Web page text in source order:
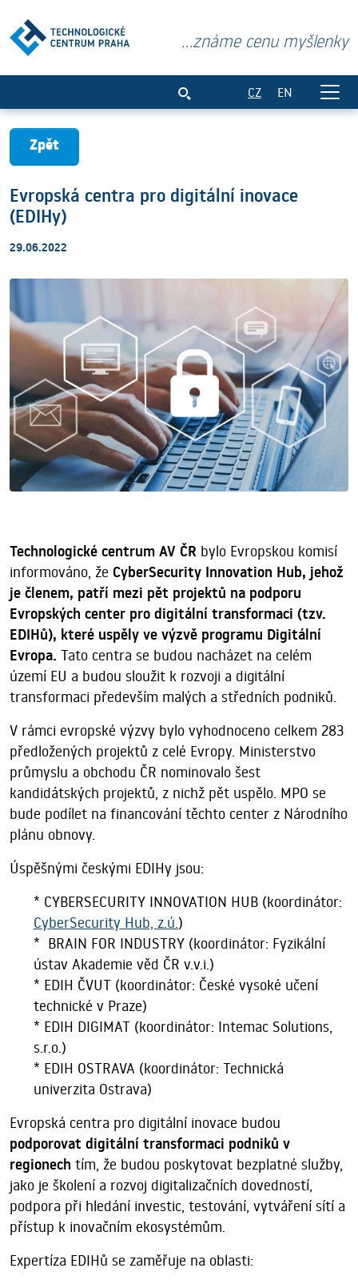
...známe cenu myšlenky
CZ EN
Zpět
Evropská centra pro digitální inovace
(EDIHy)
29.06.2022
Technologické centrum AV ČR bylo Evropskou komisí
informováno, že CyberSecurity Innovation Hub, jehož
je členem, patří mezi pět projektů na podporu
Evropských center pro digitální transformaci (tzv.
EDIHů), které uspěly ve výzvě programu Digitální
Evropa. Tato centra se budou nacházet na celém
území EU a budou sloužit k rozvoji a digitální
transformaci především malých a středních podniků.
V rámci evropské výzvy bylo vyhodnoceno celkem 283
předložených projektů z celé Evropy. Ministerstvo
průmyslu a obchodu ČR nominovalo šest
kandidátských projektů, z nichž pět uspělo. MPO se
bude podílet na financování těchto center z Národního
plánu obnovy.
Úspěšnými českými EDIHy jsou:
* CYBERSECURITY INNOVATION HUB (koordinátor:
CyberSecurity Hub, z.ú.)
* BRAIN FOR INDUSTRY (koordinátor: Fyzikální
ústav Akademie věd ČR v.v.i.)
* EDIH ČVUT (koordinátor: České vysoké učení
technické v Praze)
* EDIH DIGIMAT (koordinátor: Intemac Solutions,
s.r.o.)
* EDIH OSTRAVA (koordinátor: Technická
univerzita Ostrava)
Evropská centra pro digitální inovace budou
podporovat digitální transformaci podniků v
regionech tím, že budou poskytovat bezplatné služby,
jako je školení a rozvoj digitalizačních dovedností,
podpora při hledání investic, testování, vytváření sítí a
přístup k inovačním ekosystémům.
Expertíza EDIHů se zaměřuje na oblasti: